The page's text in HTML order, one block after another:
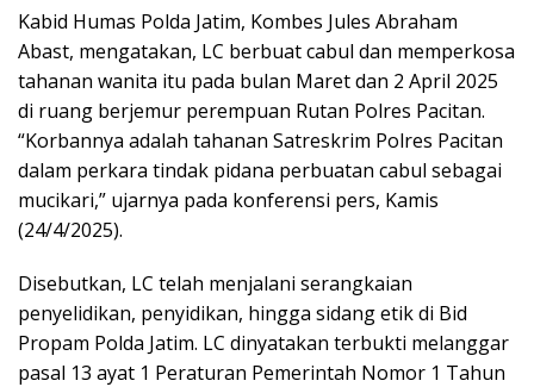
Kabid Humas Polda Jatim, Kombes Jules Abraham
Abast, mengatakan, LC berbuat cabul dan memperkosa
tahanan wanita itu pada bulan Maret dan 2 April 2025
di ruang berjemur perempuan Rutan Polres Pacitan.
“Korbannya adalah tahanan Satreskrim Polres Pacitan
dalam perkara tindak pidana perbuatan cabul sebagai
mucikari,” ujarnya pada konferensi pers, Kamis
(24/4/2025).
Disebutkan, LC telah menjalani serangkaian
penyelidikan, penyidikan, hingga sidang etik di Bid
Propam Polda Jatim. LC dinyatakan terbukti melanggar
pasal 13 ayat 1 Peraturan Pemerintah Nomor 1 Tahun